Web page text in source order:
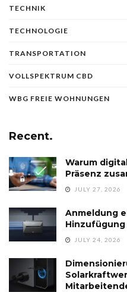
TECHNIK
TECHNOLOGIE
TRANSPORTATION
VOLLSPEKTRUM CBD
WBG FREIE WOHNUNGEN
Recent.
Warum
Präsenz
JULY 27, 2026
Anmeldung
JULY 24, 2026